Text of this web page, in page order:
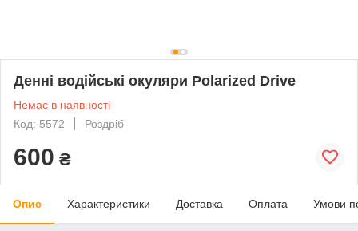
Денні водійські окуляри Polarized Drive
Немає в наявності
Код: 5572
Роздріб
600 ₴
Опис Характеристики Доставка Оплата Умови